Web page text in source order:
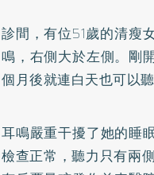
診間，有位51歲的清瘦
鳴，右側大於左側。剛
個月後就連白天也可以
耳鳴嚴重干擾了她的睡
檢查正常，聽力只有兩